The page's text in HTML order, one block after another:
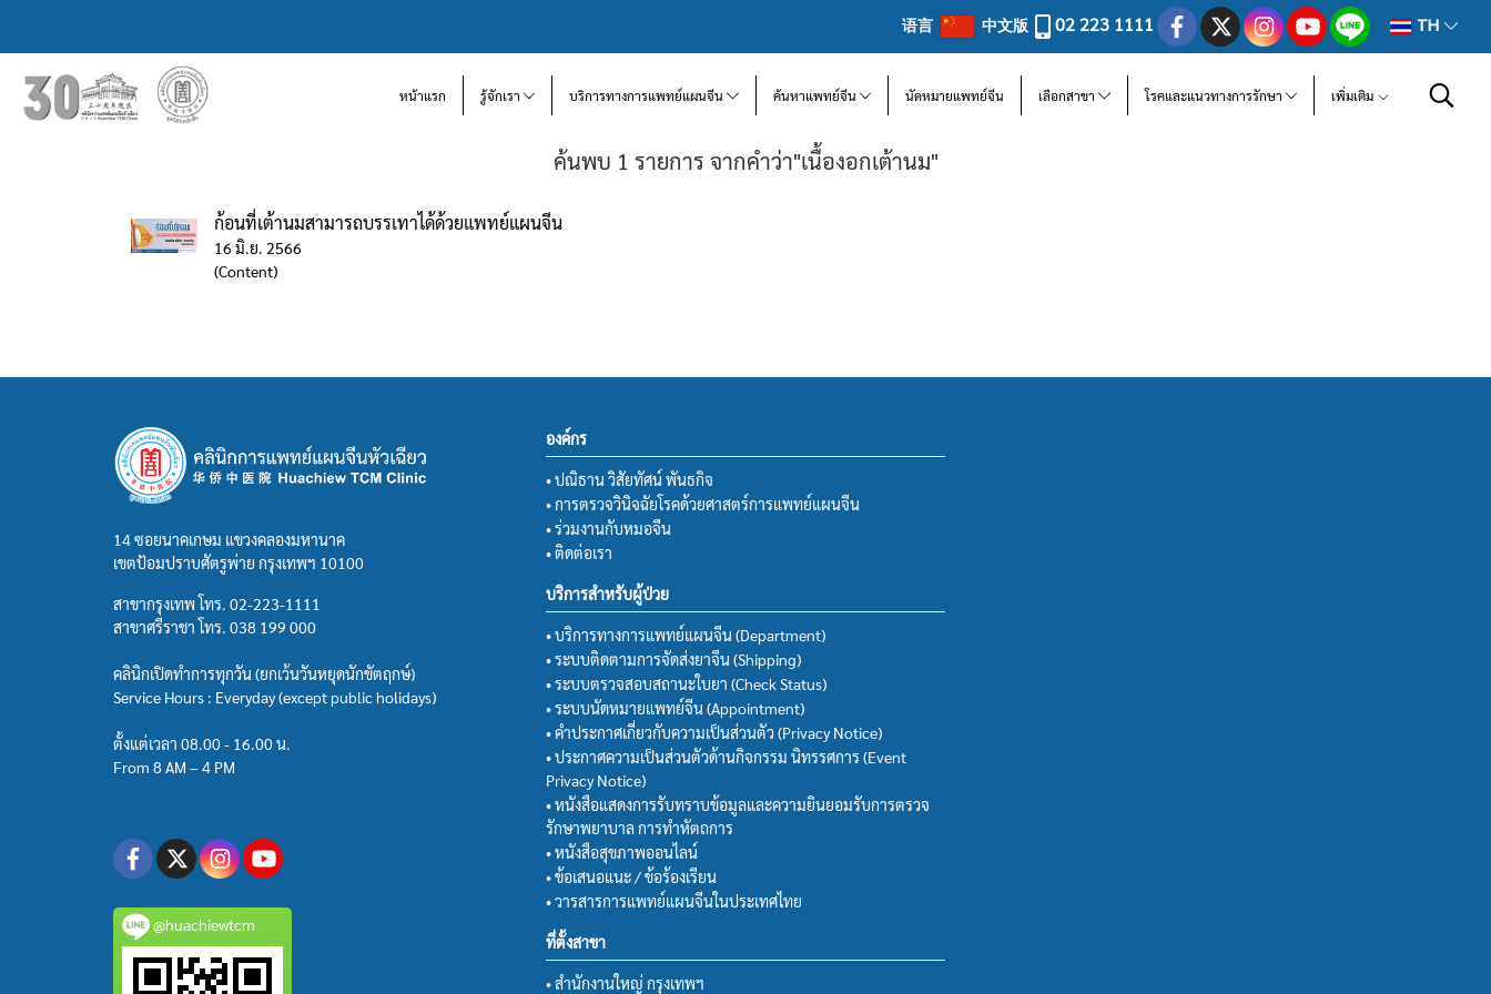
语言 中文版 02 223 1111 TH
หน้าแรก รู้จักเรา บริการทางการแพทย์แผนจีน ค้นหาแพทย์จีน นัดหมายแพทย์จีน เลือกสาขา โรคและแนวทางการรักษา เพิ่มเติม
ค้นพบ 1 รายการ จากคำว่า"เนื้องอกเต้านม"
ก้อนที่เต้านมสามารถบรรเทาได้ด้วยแพทย์แผนจีน
16 มิ.ย. 2566
(Content)
14 ซอยนาคเกษม แขวงคลองมหานาค
เขตป้อมปราบศัตรูพ่าย กรุงเทพฯ 10100
สาขากรุงเทพ โทร. 02-223-1111
สาขาศรีราชา โทร. 038 199 000
คลินิกเปิดทำการทุกวัน (ยกเว้นวันหยุดนักขัตฤกษ์)
Service Hours : Everyday (except public holidays)
ตั้งแต่เวลา 08.00 - 16.00 น.
From 8 AM – 4 PM
@huachiewtcm
องค์กร
• ปณิธาน วิสัยทัศน์ พันธกิจ
• การตรวจวินิจฉัยโรคด้วยศาสตร์การแพทย์แผนจีน
• ร่วมงานกับหมอจีน
• ติดต่อเรา
บริการสำหรับผู้ป่วย
• บริการทางการแพทย์แผนจีน (Department)
• ระบบติดตามการจัดส่งยาจีน (Shipping)
• ระบบตรวจสอบสถานะใบยา (Check Status)
• ระบบนัดหมายแพทย์จีน (Appointment)
• คำประกาศเกี่ยวกับความเป็นส่วนตัว (Privacy Notice)
• ประกาศความเป็นส่วนตัวด้านกิจกรรม นิทรรศการ (Event
Privacy Notice)
• หนังสือแสดงการรับทราบข้อมูลและความยินยอมรับการตรวจ
รักษาพยาบาล การทำหัตถการ
• หนังสือสุขภาพออนไลน์
• ข้อเสนอแนะ / ข้อร้องเรียน
• วารสารการแพทย์แผนจีนในประเทศไทย
ที่ตั้งสาขา
• สำนักงานใหญ่ กรุงเทพฯ